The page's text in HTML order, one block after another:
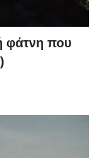
φάτνη που